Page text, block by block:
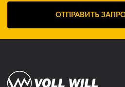
ОТПРАВИТЬ